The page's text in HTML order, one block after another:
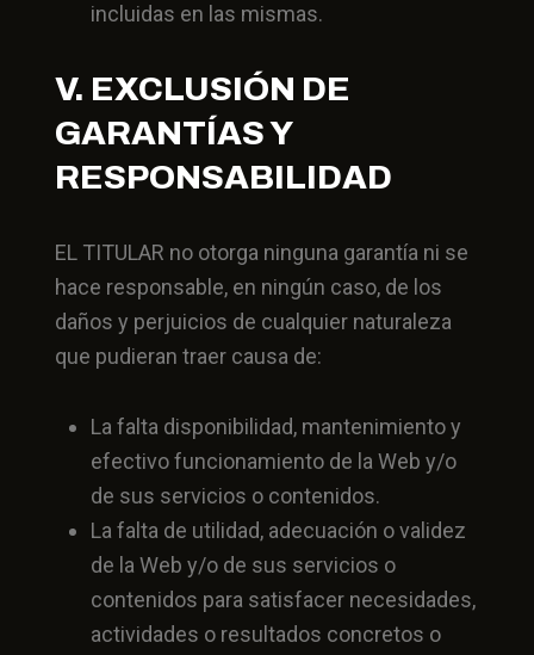
incluidas en las mismas.
V. EXCLUSIÓN DE
GARANTÍAS Y
RESPONSABILIDAD
EL TITULAR no otorga ninguna garantía ni se
hace responsable, en ningún caso, de los
daños y perjuicios de cualquier naturaleza
que pudieran traer causa de:
La falta disponibilidad, mantenimiento y
efectivo funcionamiento de la Web y/o
de sus servicios o contenidos.
La falta de utilidad, adecuación o validez
de la Web y/o de sus servicios o
contenidos para satisfacer necesidades,
actividades o resultados concretos o